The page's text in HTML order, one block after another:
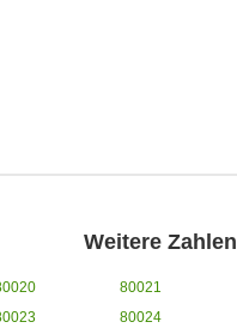
Weitere Zahlen
80021
80024